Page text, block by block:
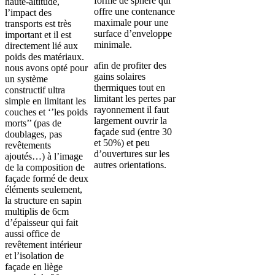
l’impact des
transports est très
important et il est
directement lié aux
poids des matériaux.
nous avons opté pour
un système
constructif ultra
simple en limitant les
couches et ‘’les poids
morts’’ (pas de
doublages, pas
revêtements
ajoutés…) à l’image
de la composition de
façade formé de deux
éléments seulement,
la structure en sapin
multiplis de 6cm
d’épaisseur qui fait
aussi office de
revêtement intérieur
et l’isolation de
façade en liège
offre une contenance
maximale pour une
surface d’enveloppe
minimale.
afin de profiter des
gains solaires
thermiques tout en
limitant les pertes par
rayonnement il faut
largement ouvrir la
façade sud (entre 30
et 50%) et peu
d’ouvertures sur les
autres orientations.